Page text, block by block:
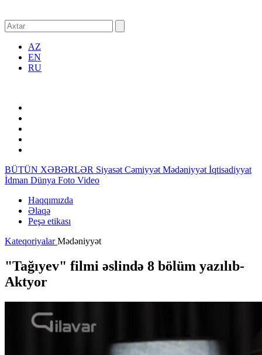
AZ
EN
RU
BÜTÜN XƏBƏRLƏR Siyasət Cəmiyyət Mədəniyyət İqtisadiyyat
İdman Dünya Foto Video
Haqqımızda
Əlaqə
Peşə etikası
KateqoriyalarMədəniyyət
"Tağıyev" filmi əslində 8 bölüm yazılıb-
Aktyor